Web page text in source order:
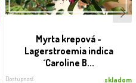
Myrta krepová -
Lagerstroemia indica
´Caroline B...
Dostupnosť: skladom